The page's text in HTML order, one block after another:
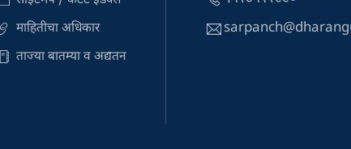
माहितीचा अधिकार
ताज्या बातम्या व अद्यतन